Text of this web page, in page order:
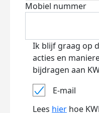
Mobiel nummer
Ik blijf graag op
acties en
bijdragen aan
E-mail
Lees hier hoe